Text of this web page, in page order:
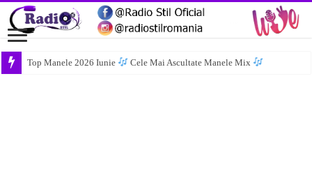
Top Manele 2026 Iunie Cele Mai Ascultate Manele Mix